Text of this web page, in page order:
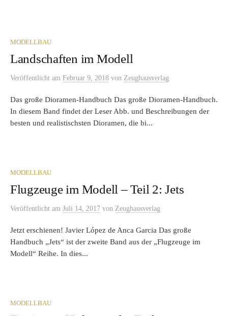
MODELLBAU
Landschaften im Modell
Veröffentlicht am Februar 9, 2018 von Zeughausverlag
Das große Dioramen-Handbuch Das große Dioramen-Handbuch.
In diesem Band findet der Leser Abb. und Beschreibungen der
besten und realistischsten Dioramen, die bi...
MODELLBAU
Flugzeuge im Modell – Teil 2: Jets
Veröffentlicht am Juli 14, 2017 von Zeughausverlag
Jetzt erschienen! Javier López de Anca Garcia Das große
Handbuch „Jets“ ist der zweite Band aus der „Flugzeuge im
Modell“ Reihe. In dies...
MODELLBAU